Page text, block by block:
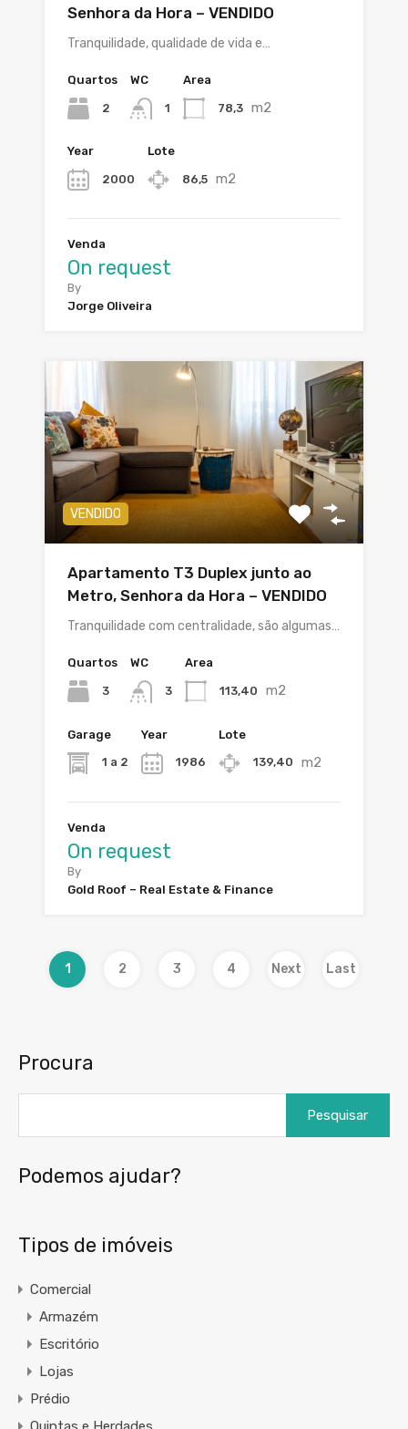
Senhora da Hora – VENDIDO
Tranquilidade, qualidade de vida e…
Quartos
2
WC
1
Area
78,3 m2
Year
2000
Lote
86,5 m2
Venda
On request
By
Jorge Oliveira
VENDIDO
Apartamento T3 Duplex junto ao
Metro, Senhora da Hora – VENDIDO
Tranquilidade com centralidade, são algumas…
Quartos
3
WC
3
Area
113,40 m2
Garage
1 a 2
Year
1986
Lote
139,40 m2
Venda
On request
By
Gold Roof – Real Estate & Finance
1 2 3 4 Next Last
Procura
Podemos ajudar?
Tipos de imóveis
Comercial
Armazém
Escritório
Lojas
Prédio